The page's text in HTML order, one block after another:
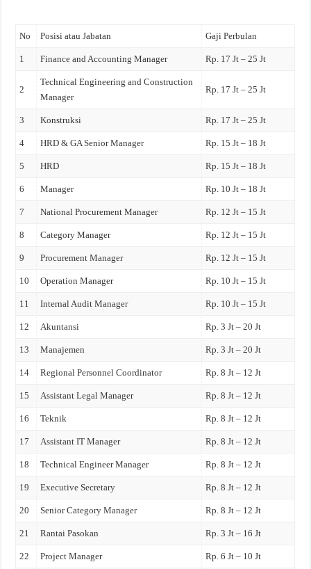
No Posisi atau Jabatan Gaji Perbulan
1 Finance and Accounting Manager Rp. 17 Jt – 25 Jt
2
Technical Engineering and Construction
Manager
Rp. 17 Jt – 25 Jt
3 Konstruksi Rp. 17 Jt – 25 Jt
4 HRD & GA Senior Manager Rp. 15 Jt – 18 Jt
5 HRD Rp. 15 Jt – 18 Jt
6 Manager Rp. 10 Jt – 18 Jt
7 National Procurement Manager Rp. 12 Jt – 15 Jt
8 Category Manager Rp. 12 Jt – 15 Jt
9 Procurement Manager Rp. 12 Jt – 15 Jt
10 Operation Manager Rp. 10 Jt – 15 Jt
11 Internal Audit Manager Rp. 10 Jt – 15 Jt
12 Akuntansi Rp. 3 Jt – 20 Jt
13 Manajemen Rp. 3 Jt – 20 Jt
14 Regional Personnel Coordinator Rp. 8 Jt – 12 Jt
15 Assistant Legal Manager Rp. 8 Jt – 12 Jt
16 Teknik Rp. 8 Jt – 12 Jt
17 Assistant IT Manager Rp. 8 Jt – 12 Jt
18 Technical Engineer Manager Rp. 8 Jt – 12 Jt
19 Executive Secretary Rp. 8 Jt – 12 Jt
20 Senior Category Manager Rp. 8 Jt – 12 Jt
21 Rantai Pasokan Rp. 3 Jt – 16 Jt
22 Project Manager Rp. 6 Jt – 10 Jt